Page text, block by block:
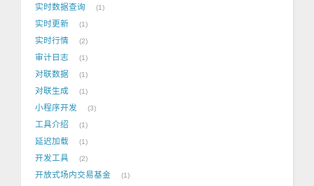
实时数据查询 1
实时更新 1
实时行情 2
审计日志 1
对联数据 1
对联生成 1
小程序开发 3
工具介绍 1
延迟加载 1
开发工具 2
开放式场内交易基金 1